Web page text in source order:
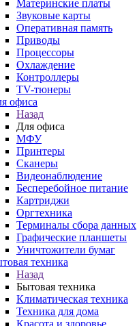
Материнские платы
Звуковые карты
Оперативная память
Приводы
Процессоры
Охлаждение
Контроллеры
TV-тюнеры
офиса
Назад
Для офиса
МФУ
Принтеры
Сканеры
Видеонаблюдение
Бесперебойное питание
Картриджи
Оргтехника
Терминалы сбора данных
Графические планшеты
Уничтожители бумаг
техника
Назад
Бытовая техника
Климатическая техника
Техника для дома
Красота и здоровье